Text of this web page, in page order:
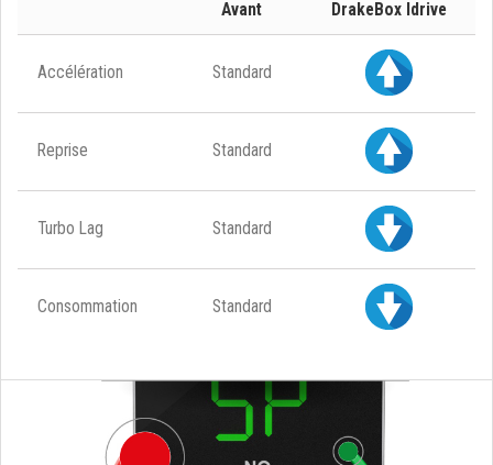
Avant DrakeBox Idrive
Accélération Standard
Reprise Standard
Turbo Lag Standard
Consommation Standard